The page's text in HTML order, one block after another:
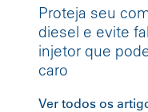
Proteja seu
diesel e evite
injetor que
caro
Ver todos os